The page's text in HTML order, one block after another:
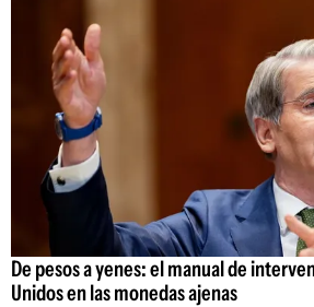
De pesos a yenes: el manual de
Unidos en las monedas ajenas